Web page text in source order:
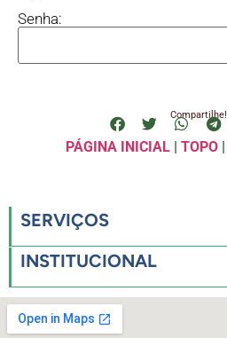
Senha:
Compartilhe!
PÁGINA INICIAL| TOPO|
SERVIÇOS
INSTITUCIONAL